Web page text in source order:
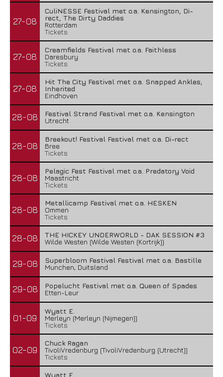
27-08
CuliNESSE Festival met o.a. Kensington, Di-
rect, The Dirty Daddies
Rotterdam
Tickets
27-08
Creamfields Festival met o.a. Faithless
Daresbury
Tickets
27-08
Hit The City Festival met o.a. Snapped Ankles,
Inherited
Eindhoven
28-08
Festival Strand Festival met o.a. Kensington
Utrecht
28-08
Breekout! Festival Festival met o.a. Di-rect
Bree
Tickets
28-08
Pelagic Fest Festival met o.a. Predatory Void
Maastricht
Tickets
28-08
Metallicamp Festival met o.a. HESKEN
Ommen
Tickets
28-08
THE HICKEY UNDERWORLD - DAK SESSION #3
Wilde Westen (Wilde Westen (Kortrijk))
29-08
Superbloom Festival Festival met o.a. Bastille
Munchen, Duitsland
29-08
Popelucht Festival met o.a. Queen of Spades
Etten-Leur
01-09
Wyatt E.
Merleyn (Merleyn (Nijmegen))
Tickets
02-09
Chuck Ragan
TivoliVredenburg (TivoliVredenburg (Utrecht))
Tickets
Wyatt E.